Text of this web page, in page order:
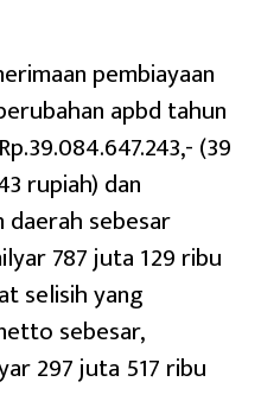
pembiayaan
apbd tahun
(39
rupiah) dan
daerah sebesar
787 juta 129 ribu
selisih yang
sebesar,
297 juta 517 ribu